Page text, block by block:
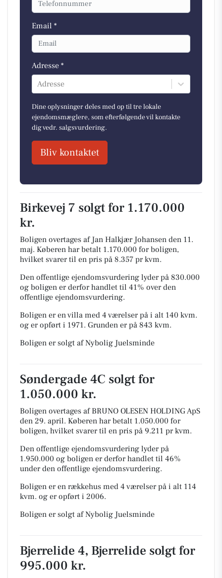
Email *
Adresse *
Adresse
Dine oplysninger deles med op til tre lokale
ejendomsmæglere, som efterfølgende vil kontakte
dig vedr. salgsvurdering.
Bliv kontaktet
Birkevej 7 solgt for 1.170.000
kr.
Boligen overtages af Jan Halkjær Johansen den 11.
maj. Køberen har betalt 1.170.000 for boligen,
hvilket svarer til en pris på 8.357 pr kvm.
Den offentlige ejendomsvurdering lyder på 830.000
og boligen er derfor handlet til 41% over den
offentlige ejendomsvurdering.
Boligen er en villa med 4 værelser på i alt 140 kvm.
og er opført i 1971. Grunden er på 843 kvm.
Boligen er solgt af Nybolig Juelsminde
Søndergade 4C solgt for
1.050.000 kr.
Boligen overtages af BRUNO OLESEN HOLDING ApS
den 29. april. Køberen har betalt 1.050.000 for
boligen, hvilket svarer til en pris på 9.211 pr kvm.
Den offentlige ejendomsvurdering lyder på
1.950.000 og boligen er derfor handlet til 46%
under den offentlige ejendomsvurdering.
Boligen er en rækkehus med 4 værelser på i alt 114
kvm. og er opført i 2006.
Boligen er solgt af Nybolig Juelsminde
Bjerrelide 4, Bjerrelide solgt for
995.000 kr.